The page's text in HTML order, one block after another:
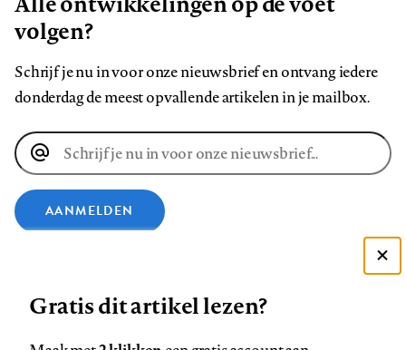
volgen?
Schrijf je nu in voor onze nieuwsbrief en ontvang iedere
donderdag de meest opvallende artikelen in je mailbox.
E-
mailadres
AANMELDEN
Zie onze cookie policy
Gratis dit artikel lezen?